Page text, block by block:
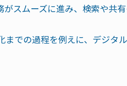
スムーズに進み、検索や共
での過程を例えに、デジタ